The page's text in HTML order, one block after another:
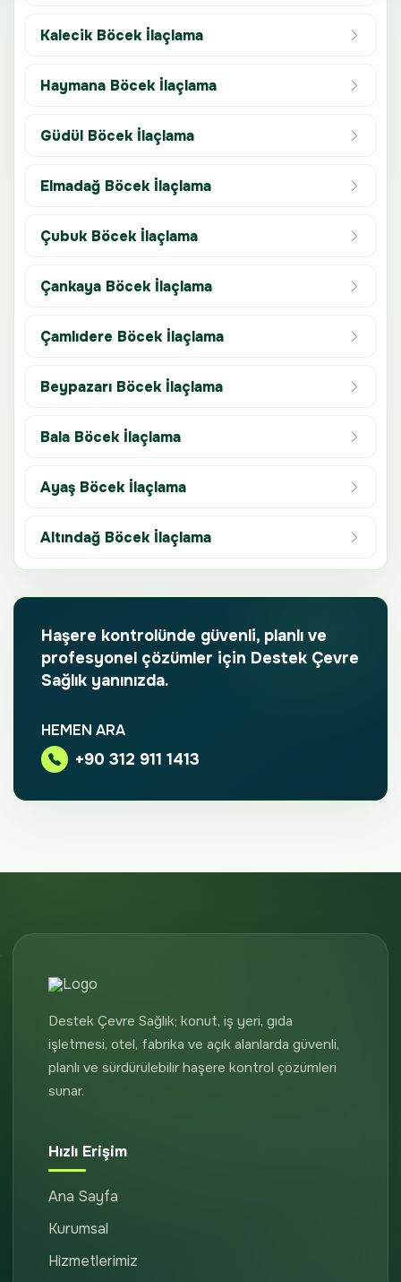
Kalecik Böcek İlaçlama
Haymana Böcek İlaçlama
Güdül Böcek İlaçlama
Elmadağ Böcek İlaçlama
Çubuk Böcek İlaçlama
Çankaya Böcek İlaçlama
Çamlıdere Böcek İlaçlama
Beypazarı Böcek İlaçlama
Bala Böcek İlaçlama
Ayaş Böcek İlaçlama
Altındağ Böcek İlaçlama
Haşere kontrolünde güvenli, planlı ve
profesyonel çözümler için Destek Çevre
Sağlık yanınızda.
HEMEN ARA
+90 312 911 1413
Destek Çevre Sağlık; konut, iş yeri, gıda
işletmesi, otel, fabrika ve açık alanlarda güvenli,
planlı ve sürdürülebilir haşere kontrol çözümleri
sunar.
Hızlı Erişim
Ana Sayfa
Kurumsal
Hizmetlerimiz